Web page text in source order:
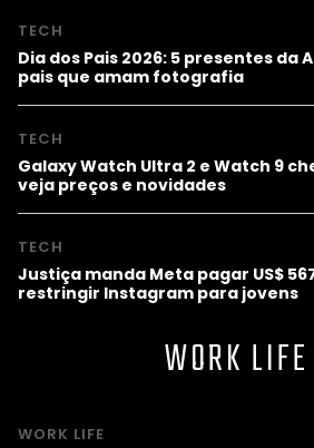
TECH
Dia dos Pais 2026: 5 presentes da
pais que amam fotografia
TECH
Galaxy Watch Ultra 2 e Watch 9
veja preços e novidades
TECH
Justiça manda Meta pagar US$
restringir Instagram para jovens
WORK LIFE
WORK LIFE